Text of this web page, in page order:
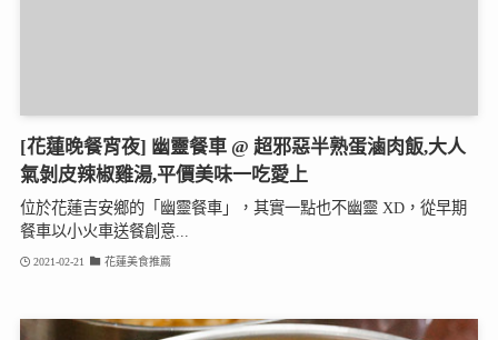
[花蓮晚餐宵夜] 幽靈餐車 @ 超邪惡半熟蛋滷肉飯,大人
氣剝皮辣椒雞湯,平價美味一吃愛上
位於花蓮吉安鄉的「幽靈餐車」，其實一點也不幽靈 XD，從早期
餐車以小火車送餐創意...
2021-02-21 花蓮美食推薦